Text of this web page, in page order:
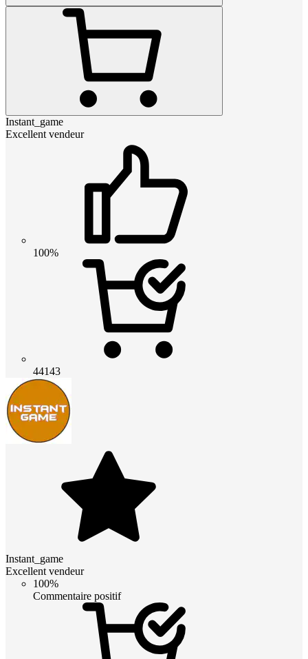
Instant_game
Excellent vendeur
100%
44143
Instant_game
Excellent vendeur
100%
Commentaire positif